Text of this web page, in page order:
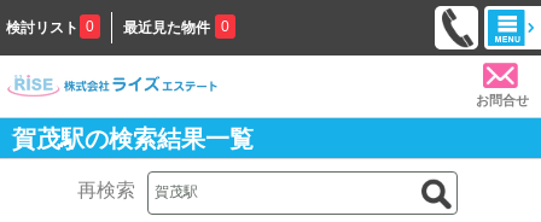
検討リスト 0 最近見た物件 0
お問合せ
賀茂駅の検索結果一覧
再検索